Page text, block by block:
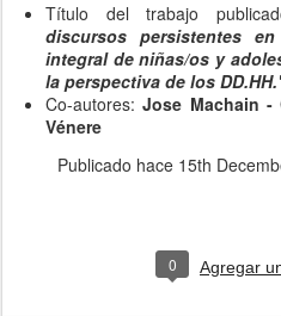
Título del trabajo
discursos persistentes
integral de niñas/os y
la perspectiva de los
Co-autores:Jose Machain -
Vénere
Publicado hace 15th
0 Agregar